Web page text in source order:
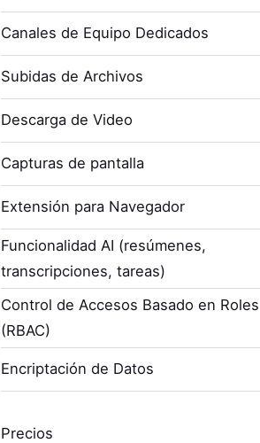
Canales de Equipo Dedicados
Subidas de Archivos
Descarga de Video
Capturas de pantalla
Extensión para Navegador
Funcionalidad AI (resúmenes,
transcripciones, tareas)
Control de Accesos Basado en Roles
(RBAC)
Encriptación de Datos
Precios